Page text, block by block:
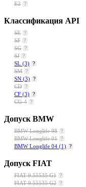
E2 ?
Классификация API
SE ?
SF ?
SG ?
SJ ?
SL (3) ?
SM ?
SN (3) ?
CD ?
CF (3) ?
CG-4 ?
Допуск BMW
BMW Longlife 98 ?
BMW Longlife 01 ?
BMW Longlife 04 (1) ?
Допуск FIAT
FIAT 9.55535 G1 ?
FIAT 9.55535 G2 ?